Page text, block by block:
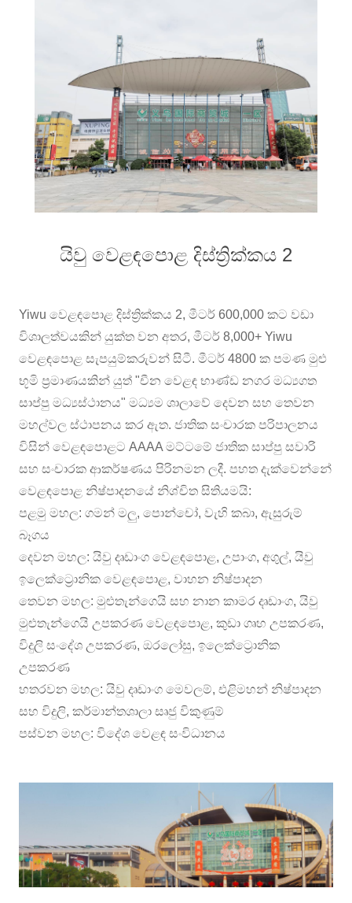
යිවු වෙළඳපොළ දිස්ත්‍රික්කය 2
Yiwu වෙළඳපොළ දිස්ත්‍රික්කය 2, මීටර් 600,000 කට වඩා
විශාලත්වයකින් යුක්ත වන අතර, මීටර් 8,000+ Yiwu
වෙළඳපොළ සැපයුම්කරුවන් සිටී. මීටර් 4800 ක පමණ මුළු
භූමි ප්‍රමාණයකින් යුත් "චීන වෙළඳ භාණ්ඩ නගර මධ්‍යගත
සාප්පු මධ්‍යස්ථානය" මධ්‍යම ශාලාවේ දෙවන සහ තෙවන
මහල්වල ස්ථාපනය කර ඇත. ජාතික සංචාරක පරිපාලනය
විසින් වෙළඳපොළට AAAA මට්ටමේ ජාතික සාප්පු සවාරි
සහ සංචාරක ආකර්ෂණය පිරිනමන ලදී. පහත දැක්වෙන්නේ
වෙළඳපොළ නිෂ්පාදනයේ නිශ්චිත සිතියමයි:
පළමු මහල: ගමන් මලු, පොන්චෝ, වැහි කබා, ඇසුරුම්
බෑගය
දෙවන මහල: යිවු දෘඩාංග වෙළඳපොළ, උපාංග, අගුල්, යිවු
ඉලෙක්ට්‍රොනික වෙළඳපොළ, වාහන නිෂ්පාදන
තෙවන මහල: මුළුතැන්ගෙයි සහ නාන කාමර දෘඩාංග, යිවු
මුළුතැන්ගෙයි උපකරණ වෙළඳපොළ, කුඩා ගෘහ උපකරණ,
විදුලි සංදේශ උපකරණ, ඔරලෝසු, ඉලෙක්ට්‍රොනික
උපකරණ
හතරවන මහල: යිවු දෘඩාංග මෙවලම්, එළිමහන් නිෂ්පාදන
සහ විදුලි, කර්මාන්තශාලා සෘජු විකුණුම්
පස්වන මහල: විදේශ වෙළඳ සංවිධානය